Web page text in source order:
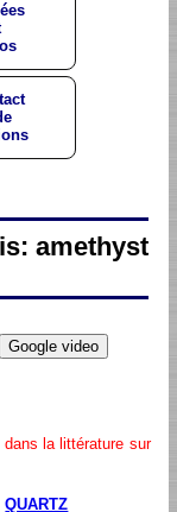
amethyst
la littérature sur
QUARTZ